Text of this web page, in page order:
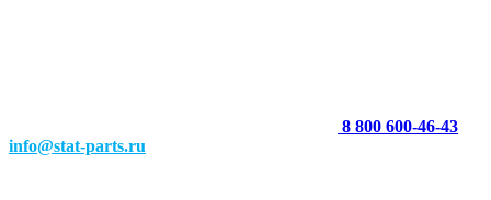
8 800 600-46-43
info@stat-parts.ru